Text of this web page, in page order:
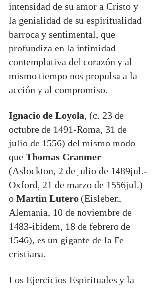
intensidad de su amor a Cristo y
la genialidad de su espiritualidad
barroca y sentimental, que
profundiza en la intimidad
contemplativa del corazón y al
mismo tiempo nos propulsa a la
acción y al compromiso.
Ignacio de Loyola, (c. 23 de
octubre de 1491-Roma, 31 de
julio de 1556) del mismo modo
que Thomas Cranmer
(Aslockton, 2 de julio de 1489jul.-
Oxford, 21 de marzo de 1556jul.)
o Martin Lutero (Eisleben,
Alemania, 10 de noviembre de
1483-ibidem, 18 de febrero de
1546), es un gigante de la Fe
cristiana.
Los Ejercicios Espirituales y la